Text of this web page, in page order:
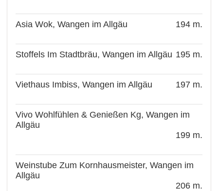
Asia Wok, Wangen im Allgäu 194 m.
Stoffels Im Stadtbräu, Wangen im Allgäu 195 m.
Viethaus Imbiss, Wangen im Allgäu 197 m.
Vivo Wohlfühlen & Genießen Kg, Wangen im
Allgäu
199 m.
Weinstube Zum Kornhausmeister, Wangen im
Allgäu
206 m.